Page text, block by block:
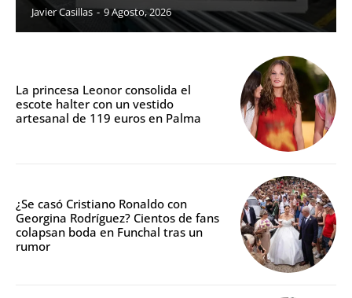
Javier Casillas - 9 Agosto, 2026
La princesa Leonor consolida el
escote halter con un vestido
artesanal de 119 euros en Palma
¿Se casó Cristiano Ronaldo con
Georgina Rodríguez? Cientos de fans
colapsan boda en Funchal tras un
rumor